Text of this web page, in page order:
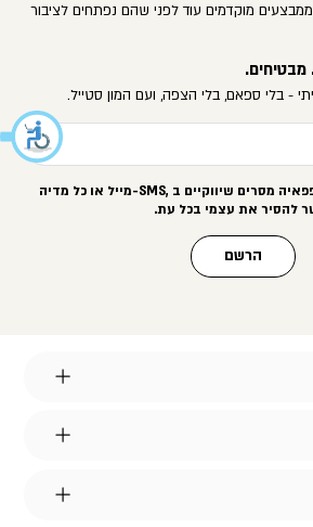
מוקדמים עוד לפני שהם נפתחים לציבור
מבטיחים.
- בלי ספאם, בלי הצפה, ועם המון סטייל.
מסרים שיווקיים ב -SMS,מייל או כל מדיה
להסיר את עצמי בכל עת.
הרשם